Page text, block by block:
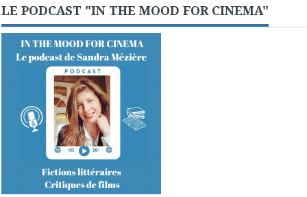
LE PODCAST "IN THE MOOD FOR CINEMA"